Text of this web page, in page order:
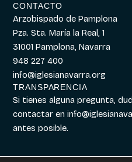
CONTACTO
Arzobispado de Pamplona
Pza. Sta. María la Real, 1
31001 Pamplona, Navarra
948 227 400
info@iglesianavarra.org
TRANSPARENCIA
Si tienes alguna pregunta,
contactar en
antes posible.